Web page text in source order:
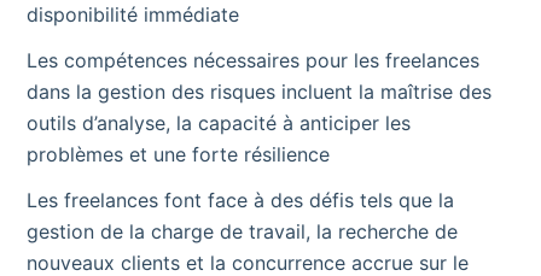
disponibilité immédiate
Les compétences nécessaires pour les freelances
dans la gestion des risques incluent la maîtrise des
outils d’analyse, la capacité à anticiper les
problèmes et une forte résilience
Les freelances font face à des défis tels que la
gestion de la charge de travail, la recherche de
nouveaux clients et la concurrence accrue sur le